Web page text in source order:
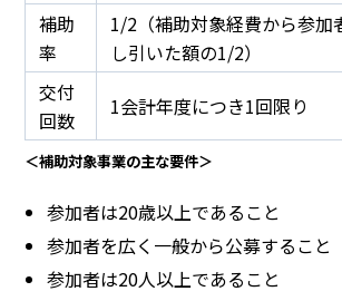
補助
率
1/2（補助対象経費から参加
し引いた額の1/2）
交付
回数
1会計年度につき1回限り
＜補助対象事業の主な要件＞
参加者は20歳以上であること
参加者を広く一般から公募すること
参加者は20人以上であること